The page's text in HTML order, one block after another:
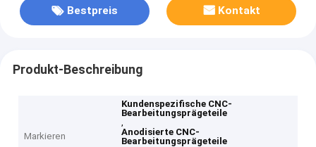
Bestpreis Kontakt
Produkt-Beschreibung
Markieren
Kundenspezifische CNC-
Bearbeitungsprägeteile
,
Anodisierte CNC-
Bearbeitungsprägeteile